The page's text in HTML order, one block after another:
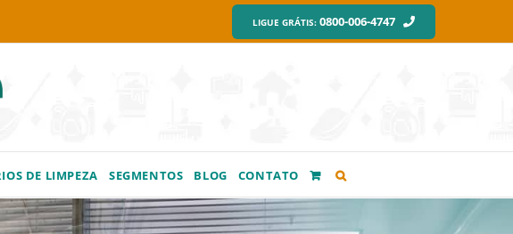
LIGUE GRÁTIS: 0800-006-4747
DE LIMPEZA SEGMENTOS BLOG CONTATO